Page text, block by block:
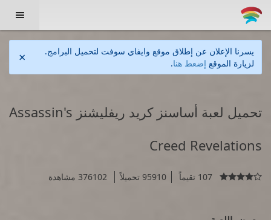

يسرنا الإعلان عن إطلاق موقع وايفاي سوفت لتحميل البرامج.
لزيارة الموقع إضعط هنا.
×
تحميل لعبة أساسنز كريد ريفليشنز Assassin's
Creed Revelations
 107 تقيماً 95910 تحميلاً 376102 مشاهدة